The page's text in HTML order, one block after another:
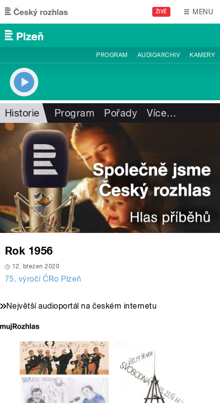
Přejít k hlavnímu obsahu
ŽIVĚ MENU
PROGRAM AUDIOARCHIV KAMERY
Historie Program Pořady Více…
Rok 1956
12. březen 2020
75. výročí ČRo Plzeň
Největší audioportál na českém internetu